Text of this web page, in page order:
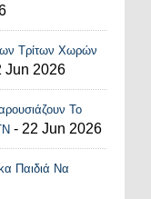
Τρίτων Χωρών
Jun 2026
Το
- 22 Jun 2026
Παιδιά Να